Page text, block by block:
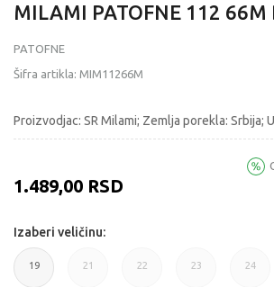
MILAMI PATOFNE 112 66M
PATOFNE
Šifra artikla: MIM11266M
Proizvodjac: SR Milami; Zemlja porekla: Srbija;
1.489,00 RSD
Izaberi veličinu:
19 21 22 23 24